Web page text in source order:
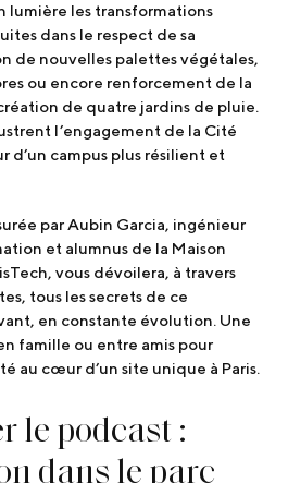
lumière les transformations
dans le respect de sa
de nouvelles palettes végétales,
ou encore renforcement de la
de quatre jardins de pluie.
l’engagement de la Cité
d’un campus plus résilient et
par Aubin Garcia, ingénieur
et alumnus de la Maison
vous dévoilera, à travers
tous les secrets de ce
en constante évolution. Une
famille ou entre amis pour
au cœur d’un site unique à Paris.
le podcast :
dans le parc